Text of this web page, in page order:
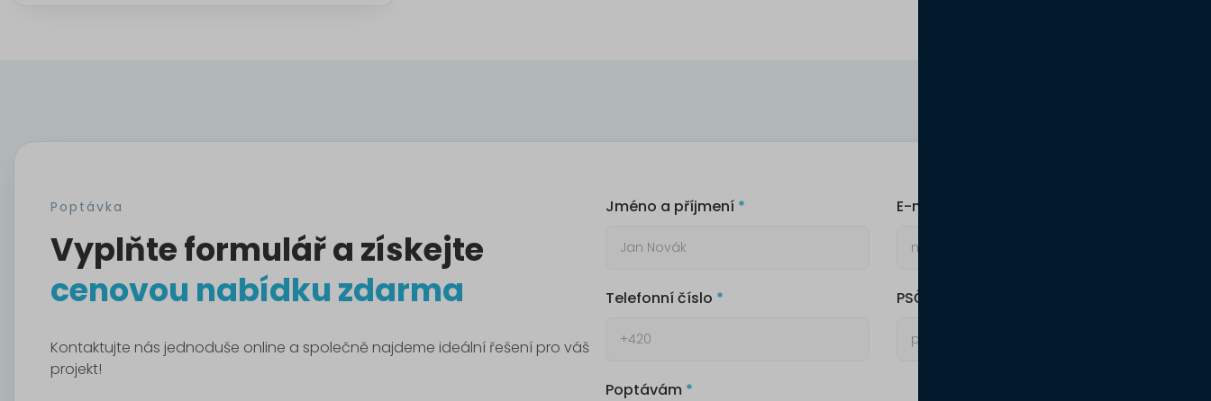
Poptávka
Vyplňte formulář a získejte
cenovou nabídku zdarma
Kontaktujte nás jednoduše online a společně najdeme ideální řešení pro váš
projekt!
Jméno a příjmení E-mail
Telefonní číslo PSČ
Poptávám